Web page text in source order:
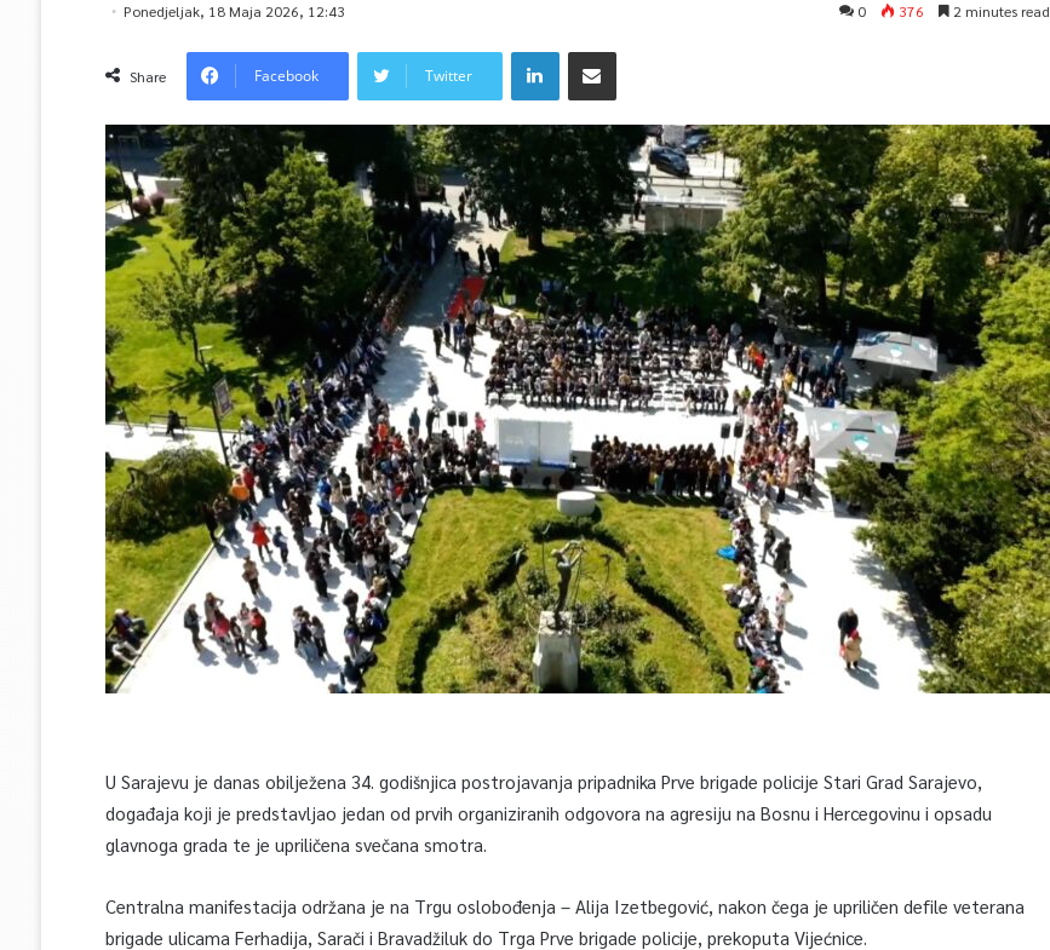
Ponedjeljak, 18 Maja 2026, 12:43 0 376 2 minutes read
Share Facebook Twitter
U Sarajevu je danas obilježena 34. godišnjica postrojavanja pripadnika Prve brigade policije Stari Grad Sarajevo,
događaja koji je predstavljao jedan od prvih organiziranih odgovora na agresiju na Bosnu i Hercegovinu i opsadu
glavnoga grada te je upriličena svečana smotra.
Centralna manifestacija održana je na Trgu oslobođenja – Alija Izetbegović, nakon čega je upriličen defile veterana
brigade ulicama Ferhadija, Sarači i Bravadžiluk do Trga Prve brigade policije, prekoputa Vijećnice.